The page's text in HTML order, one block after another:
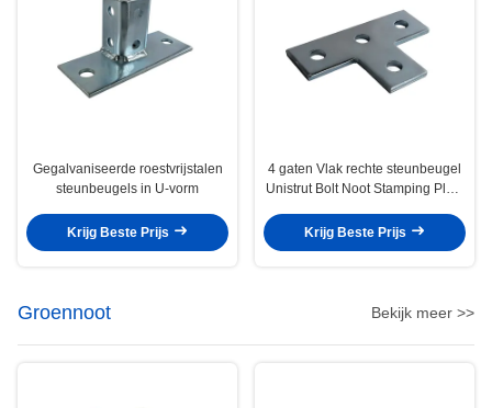
Gegalvaniseerde roestvrijstalen
steunbeugels in U-vorm
Krijg Beste Prijs
4 gaten Vlak rechte steunbeugel
Unistrut Bolt Noot Stamping Plate
Krijg Beste Prijs
Groennoot Bekijk meer >>